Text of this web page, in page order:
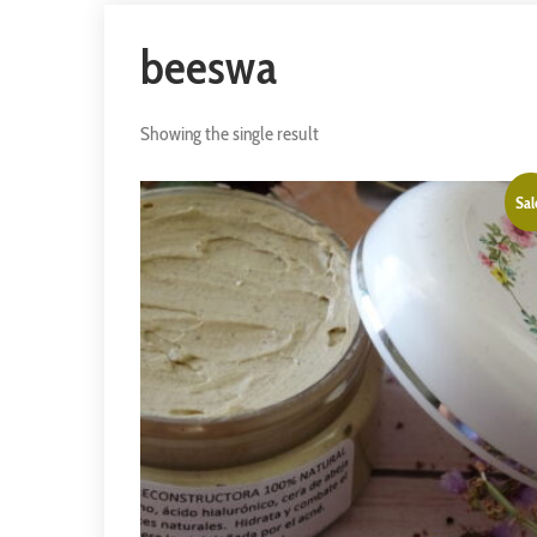
beeswa
Showing the single result